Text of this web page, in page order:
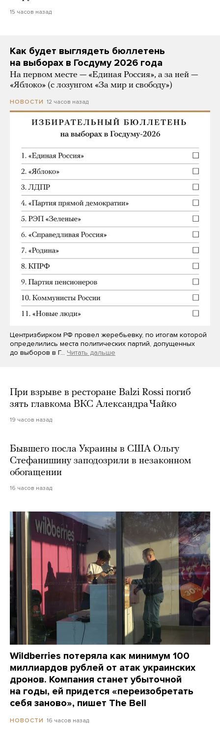
15 часов назад
Как будет выглядеть бюллетень
на выборах в Госдуму 2026 года
На первом месте — «Единая Россия», а за ней —
«Яблоко» (с лозунгом «За мир и свободу»)
НОВОСТИ 12 часов назад
Центризбирком РФ провел жеребьевку, по итогам которой
определились места политических партий, допущенных
до выборов в Г… Читать дальше
При взрыве в ресторане Balzi Rossi погиб
зять главкома ВКС Александра Чайко
19 часов назад
Бывшего посла Украины в США Ольгу
Стефанишину заподозрили в незаконном
обогащении
16 часов назад
Wildberries потеряла как минимум 100
миллиардов рублей от атак украинских
дронов. Компания станет убыточной
на годы, ей придется «переизобретать
себя заново», пишет The Bell
НОВОСТИ 16 часов назад